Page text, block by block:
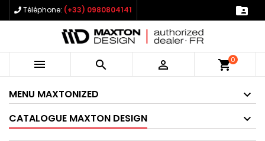
Téléphone: (+33) 0980804141 
   shopping_cart0
MENU MAXTONIZED
CATALOGUE MAXTON DESIGN